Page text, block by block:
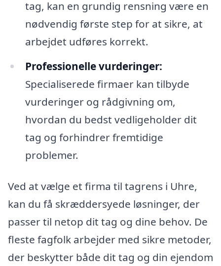
tag, kan en grundig rensning være en
nødvendig første step for at sikre, at
arbejdet udføres korrekt.
Professionelle vurderinger:
Specialiserede firmaer kan tilbyde
vurderinger og rådgivning om,
hvordan du bedst vedligeholder dit
tag og forhindrer fremtidige
problemer.
Ved at vælge et firma til tagrens i Uhre,
kan du få skræddersyede løsninger, der
passer til netop dit tag og dine behov. De
fleste fagfolk arbejder med sikre metoder,
der beskytter både dit tag og din ejendom